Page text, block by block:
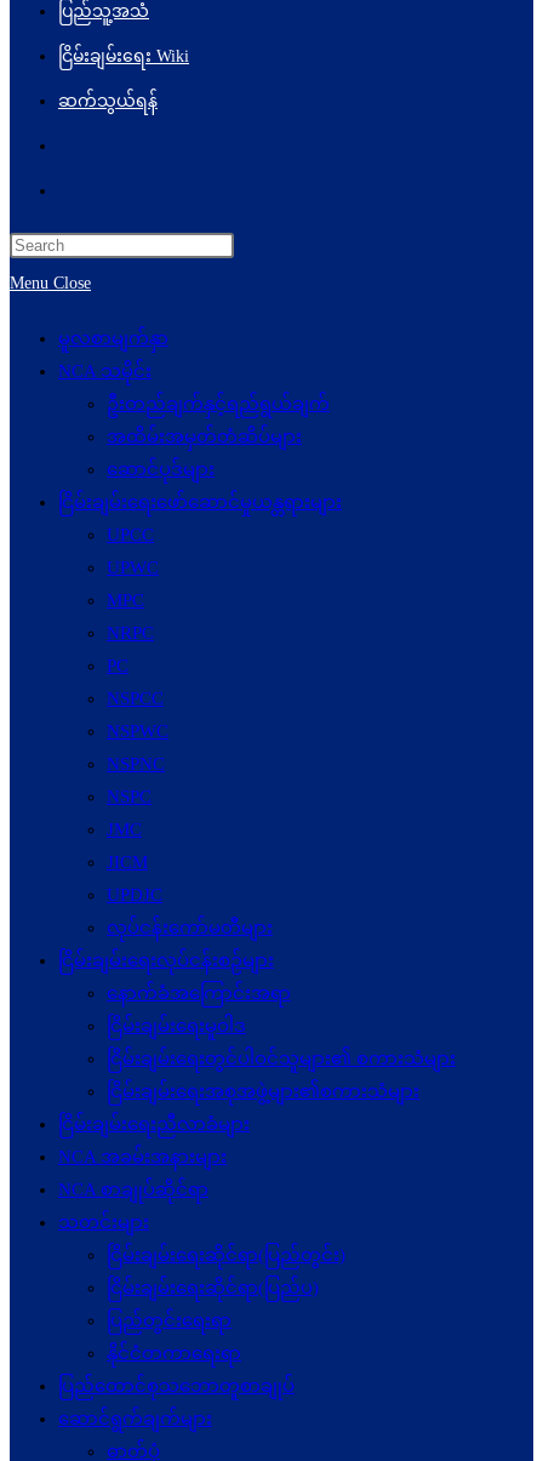
ပြည်သူ့အသံ
ငြိမ်းချမ်းရေး Wiki
ဆက်သွယ်ရန်
search
Menu Close
မူလစာမျက်နှာ
NCA သမိုင်း
ဦးတည်ချက်နှင့်ရည်ရွယ်ချက်
အထိမ်းအမှတ်တံဆိပ်များ
ဆောင်ပုဒ်များ
ငြိမ်းချမ်းရေးဖော်‌ဆောင်မှုယန္တရားများ
UPCC
UPWC
MPC
NRPC
PC
NSPCC
NSPWC
NSPNC
NSPC
JMC
JICM
UPDJC
လုပ်ငန်းကော်မတီများ
ငြိမ်းချမ်းရေးလုပ်ငန်းစဉ်များ
နောက်ခံအကြောင်းအရာ
ငြိမ်းချမ်းရေးမူဝါဒ
ငြိမ်းချမ်းရေးတွင်ပါဝင်သူများ၏ စကားသံများ
ငြိမ်းချမ်းရေးအစုအဖွဲ့များ၏စကားသံများ
ငြိမ်းချမ်းရေးညီလာခံများ
NCA အခမ်းအနားများ
NCA စာချုပ်ဆိုင်ရာ
သတင်းများ
ငြိမ်းချမ်းရေးဆိုင်ရာ(ပြည်တွင်း)
ငြိမ်းချမ်းရေးဆိုင်ရာ(ပြည်ပ)
ပြည်တွင်းရေးရာ
နိုင်ငံတကာရေးရာ
ပြည်ထောင်စုသဘောတူစာချုပ်
ဆောင်ရွက်ချက်များ
ဓာတ်ပုံ